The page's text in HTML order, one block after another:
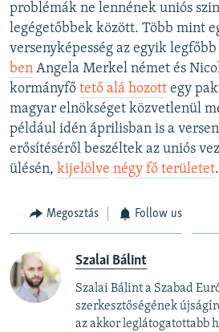
problémák ne lennének uniós
legégetőbbek között. Több mint
versenyképesség az egyik
ben Angela Merkel német és
kormányfő tető alá hozott egy
magyar elnökséget közvetlenül
például idén áprilisban is a
erősítéséről beszéltek az uniós
ülésén, kijelölve négy fő területet.
Megosztás Follow us
Szalai Bálint
Szalai Bálint a Szabad
szerkesztőségének
az akkor leglátogatottabb